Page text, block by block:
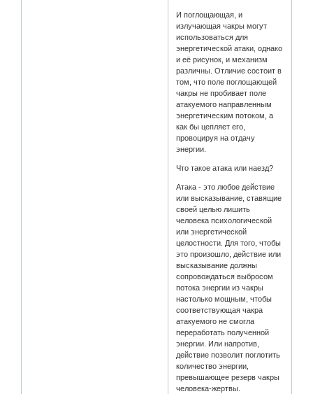
И поглощающая, и
излучающая чакры могут
использоваться для
энергетической атаки, однако
и её рисунок, и механизм
различны. Отличие состоит в
том, что поле поглощающей
чакры не пробивает поле
атакуемого направленным
энергетическим потоком, а
как бы цепляет его,
провоцируя на отдачу
энергии.
Что такое атака или наезд?
Атака - это любое действие
или высказывание, ставящие
своей целью лишить
человека психологической
или энергетической
целостности. Для того, чтобы
это произошло, действие или
высказывание должны
сопровождаться выбросом
потока энергии из чакры
настолько мощным, чтобы
соответствующая чакра
атакуемого не смогла
переработать полученной
энергии. Или напротив,
действие позволит поглотить
количество энергии,
превышающее резерв чакры
человека-жертвы.